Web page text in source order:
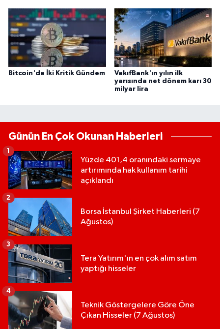
Bitcoin'de İki Kritik Gündem
VakıfBank'ın yılın ilk
yarısında net dönem karı 30
milyar lira
Günün En Çok Okunan Haberleri
Yüzde 401,4 oranındaki sermaye
artırımında hak kullanım tarihi
açıklandı
1
Borsa İstanbul Şirket Haberleri (7
Ağustos)
2
Tera Yatırım'ın en çok alım satım
yaptığı hisseler
3
Teknik Göstergelere Göre Öne
Çıkan Hisseler (7 Ağustos)
4